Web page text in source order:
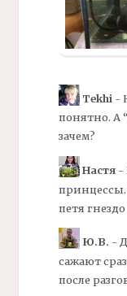
Tekhi-
понятно. А
зачем?
Настя-
принцессы.
петя
Ю.В. -
сажают
после